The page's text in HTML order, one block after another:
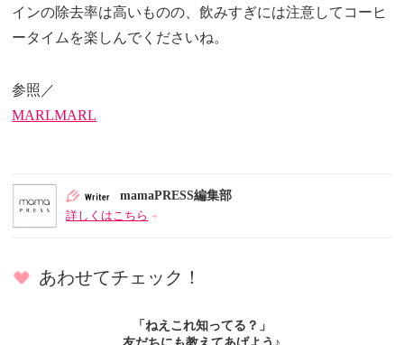
インの除去率は高いものの、飲みすぎには注意してコーヒ
ータイムを楽しんでくださいね。
参照／
MARLMARL
mamaPRESS編集部
詳しくはこちら
あわせてチェック！
「ねえこれ知ってる？」